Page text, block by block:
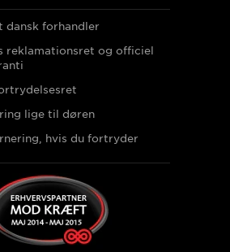
dansk forhandler
reklamationsret og officiel
lige til døren
hvis du fortryder